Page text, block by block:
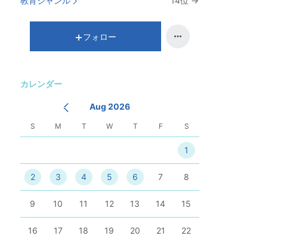
フォロー
カレンダー
Aug 2026
S M T W T F S
1
2 3 4 5 6 7 8
9 10 11 12 13 14 15
16 17 18 19 20 21 22